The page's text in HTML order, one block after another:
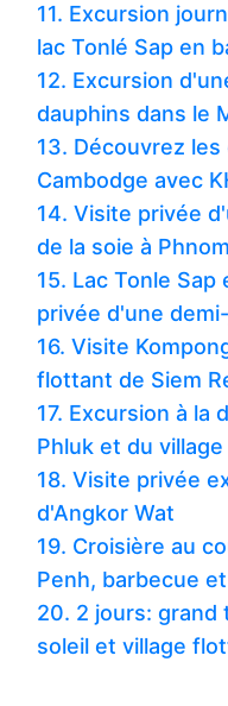
11. Excursion
lac Tonlé Sap en
12. Excursion
dauphins dans le
13. Découvrez
Cambodge avec
14. Visite privée
de la soie à
15. Lac Tonle
privée d'une
16. Visite
flottant de Siem
17. Excursion à la
Phluk et du
18. Visite privée
d'Angkor Wat
19. Croisière au
Penh, barbecue
20. 2 jours: grand
soleil et village